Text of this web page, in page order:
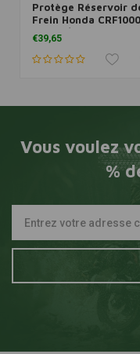
Protège Réservoir
Frein Honda
Sports/Suzuki
Strom | Argent
€39,65
Vous voulez
%